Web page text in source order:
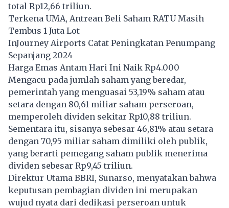
total Rp12,66 triliun.
Terkena UMA, Antrean Beli Saham RATU Masih
Tembus 1 Juta Lot
InJourney Airports Catat Peningkatan Penumpang
Sepanjang 2024
Harga Emas Antam Hari Ini Naik Rp4.000
Mengacu pada jumlah saham yang beredar,
pemerintah yang menguasai 53,19% saham atau
setara dengan 80,61 miliar saham perseroan,
memperoleh dividen sekitar Rp10,88 triliun.
Sementara itu, sisanya sebesar 46,81% atau setara
dengan 70,95 miliar saham dimiliki oleh publik,
yang berarti pemegang saham publik menerima
dividen sebesar Rp9,45 triliun.
Direktur Utama BBRI, Sunarso, menyatakan bahwa
keputusan pembagian dividen ini merupakan
wujud nyata dari dedikasi perseroan untuk